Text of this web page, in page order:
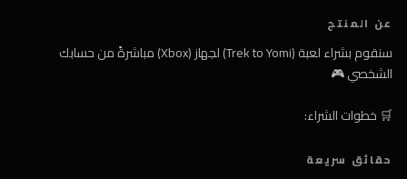
عن المنتج
سنقوم بشراء لعبة (Trek to Yomi) لجهاز (Xbox) مباشرةً من حسابك
الشخصي 🎮
🛒 خطوات الشراء:
1️⃣ اضغط على زر الشراء
حقائق سريعة